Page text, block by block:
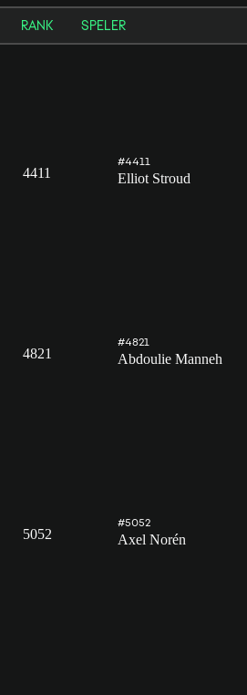
RANK SPELER
4411
#4411
Elliot Stroud
4821
#4821
Abdoulie Manneh
5052
#5052
Axel Norén